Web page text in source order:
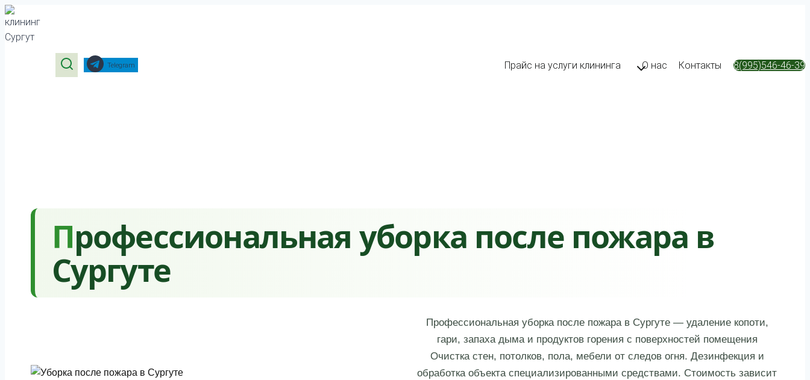
Перейти
к
содержимому
Telegram Прайс на услуги клининга О нас Контакты 8(995)546-46-39
Профессиональная уборка после пожара в
Сургуте
Профессиональная уборка после пожара в Сургуте — удаление копоти,
гари, запаха дыма и продуктов горения с поверхностей помещения
Очистка стен, потолков, пола, мебели от следов огня. Дезинфекция и
обработка объекта специализированными средствами. Стоимость зависит